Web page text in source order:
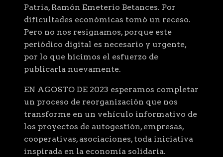
Patria, Ramón Emeterio Betances. Por
dificultades económicas tomó un receso.
Pero no nos resignamos, porque este
periódico digital es necesario y urgente,
por lo que hicimos el esfuerzo de
publicarla nuevamente.
EN AGOSTO DE 2023 esperamos completar
un proceso de reorganización que nos
transforme en un vehículo informativo de
los proyectos de autogestión, empresas,
cooperativas, asociaciones, toda iniciativa
inspirada en la economía solidaria.